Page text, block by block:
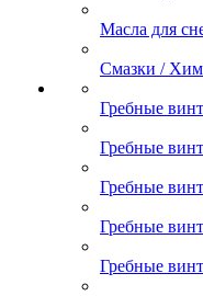
Масла для
Смазки /
Гребные
Гребные
Гребные
Гребные
Гребные